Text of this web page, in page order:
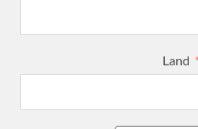
Land